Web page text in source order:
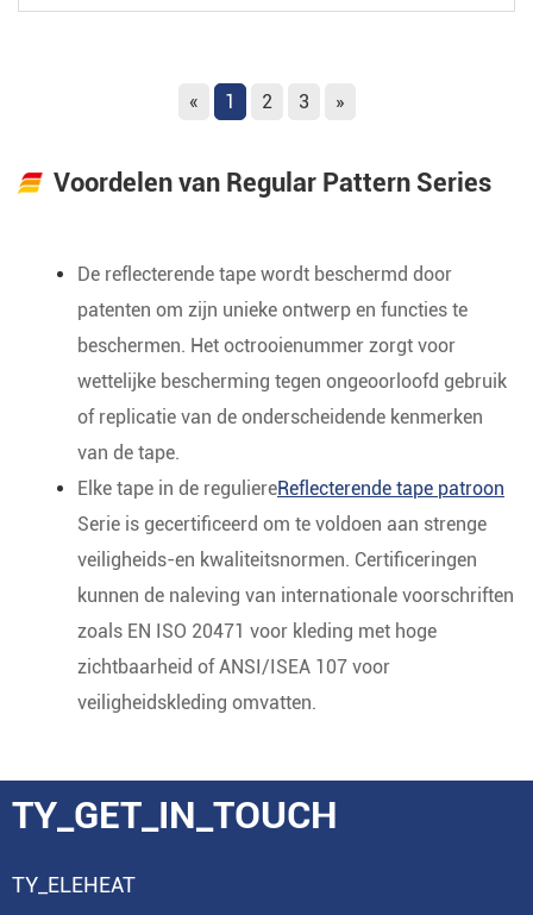
« 1 2 3 »
Voordelen van Regular Pattern Series
De reflecterende tape wordt beschermd door
patenten om zijn unieke ontwerp en functies te
beschermen. Het octrooienummer zorgt voor
wettelijke bescherming tegen ongeoorloofd gebruik
of replicatie van de onderscheidende kenmerken
van de tape.
Elke tape in de reguliereReflecterende tape patroon
Serie is gecertificeerd om te voldoen aan strenge
veiligheids-en kwaliteitsnormen. Certificeringen
kunnen de naleving van internationale voorschriften
zoals EN ISO 20471 voor kleding met hoge
zichtbaarheid of ANSI/ISEA 107 voor
veiligheidskleding omvatten.
TY_GET_IN_TOUCH
TY_ELEHEAT